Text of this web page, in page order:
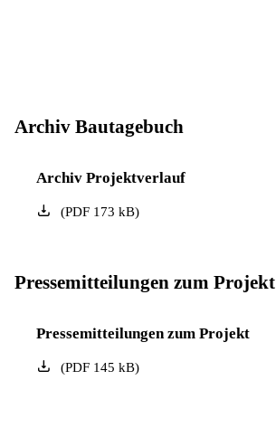
Archiv Bautagebuch
Archiv Projektverlauf
(PDF173 kB)
Pressemitteilungen zum Projekt
Pressemitteilungen zum Projekt
(PDF145 kB)